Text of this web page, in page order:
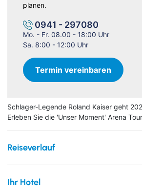
Schlager-Legende Roland Kaiser geht
Erleben Sie die 'Unser Moment' Arena
Reiseverlauf
Emotionen: die „Unser Moment Tour
Ihr Hotel
planen.
0941 - 297080
Mo. - Fr. 08.00 - 18:00 Uhr
Sa. 8:00 - 12:00 Uhr
Termin vereinbaren